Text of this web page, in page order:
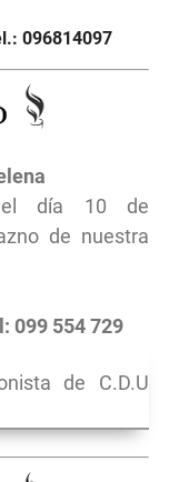
096814097
el día 10 de
de nuestra
099 554 729
de C.D.U